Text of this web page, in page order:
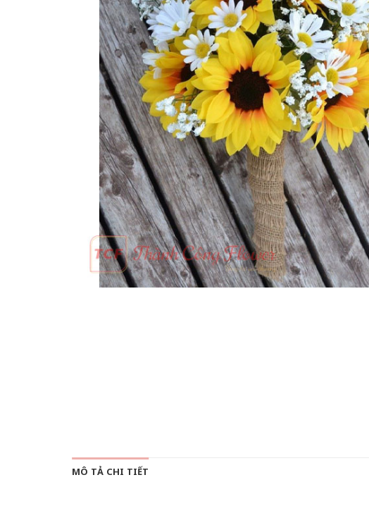
MÔ TẢ CHI TIẾT